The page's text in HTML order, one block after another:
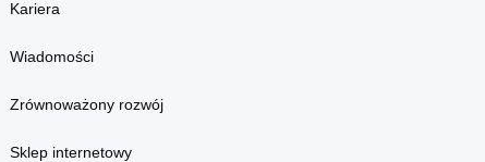
Kariera
Wiadomości
Zrównoważony rozwój
Sklep internetowy